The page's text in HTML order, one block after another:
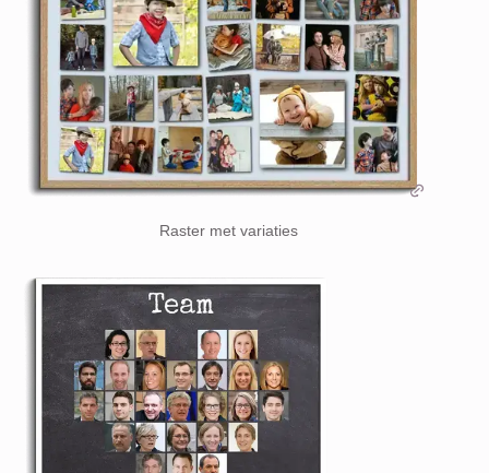
Raster met variaties